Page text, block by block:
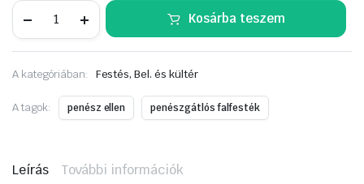
penészgátlós
falfesték
5liter
Kosárba teszem
A kategóriában: Festés, Bel. és kültér
A tagok: penész ellen penészgátlós falfesték
Leírás További információk